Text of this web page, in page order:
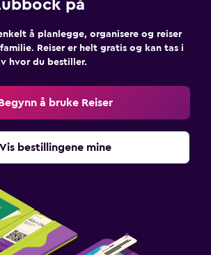
på
å planlegge, organisere og reiser
Reiser er helt gratis og kan tas i
hvor du bestiller.
å bruke Reiser
Vis bestillingene mine